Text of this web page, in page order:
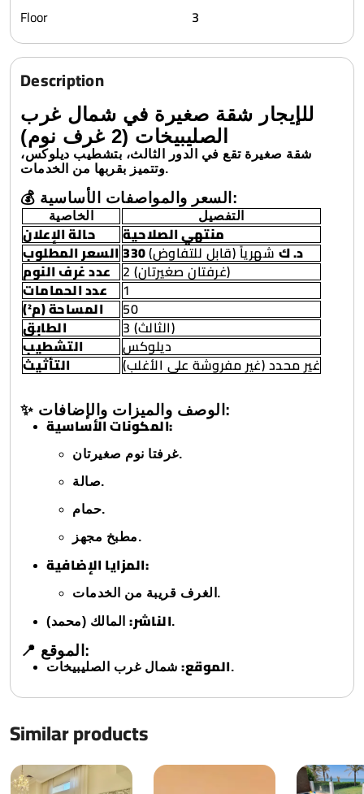
Floor
3
Description
للإيجار شقة صغيرة في شمال غرب
الصليبيخات (2 غرف نوم)
شقة صغيرة تقع في الدور الثالث، بتشطيب ديلوكس،
وتتميز بقربها من الخدمات.
💰 السعر والمواصفات الأساسية:
الخاصية التفصيل
حالة الإعلان منتهي الصلاحية
السعر المطلوب 330 د. كشهرياً (قابل للتفاوض)
عدد غرف النوم 2 (غرفتان صغيرتان)
عدد الحمامات 1
المساحة (م²) 50
الطابق 3 (الثالث)
التشطيب ديلوكس
التأثيث غير محدد (غير مفروشة على الأغلب)
✨ الوصف والميزات والإضافات:
المكونات الأساسية:
غرفتا نوم صغيرتان.
صالة.
حمام.
مطبخ مجهز.
المزايا الإضافية:
الغرف قريبة من الخدمات.
الناشر:المالك (محمد).
📍 الموقع:
الموقع:شمال غرب الصليبيخات.
Similar products